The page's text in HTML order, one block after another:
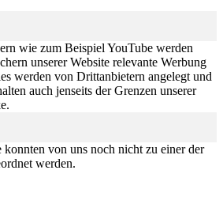
wie zum Beispiel YouTube werden
unserer Website relevante Werbung
werden von Drittanbietern angelegt und
auch jenseits der Grenzen unserer
von uns noch nicht zu einer der
werden.